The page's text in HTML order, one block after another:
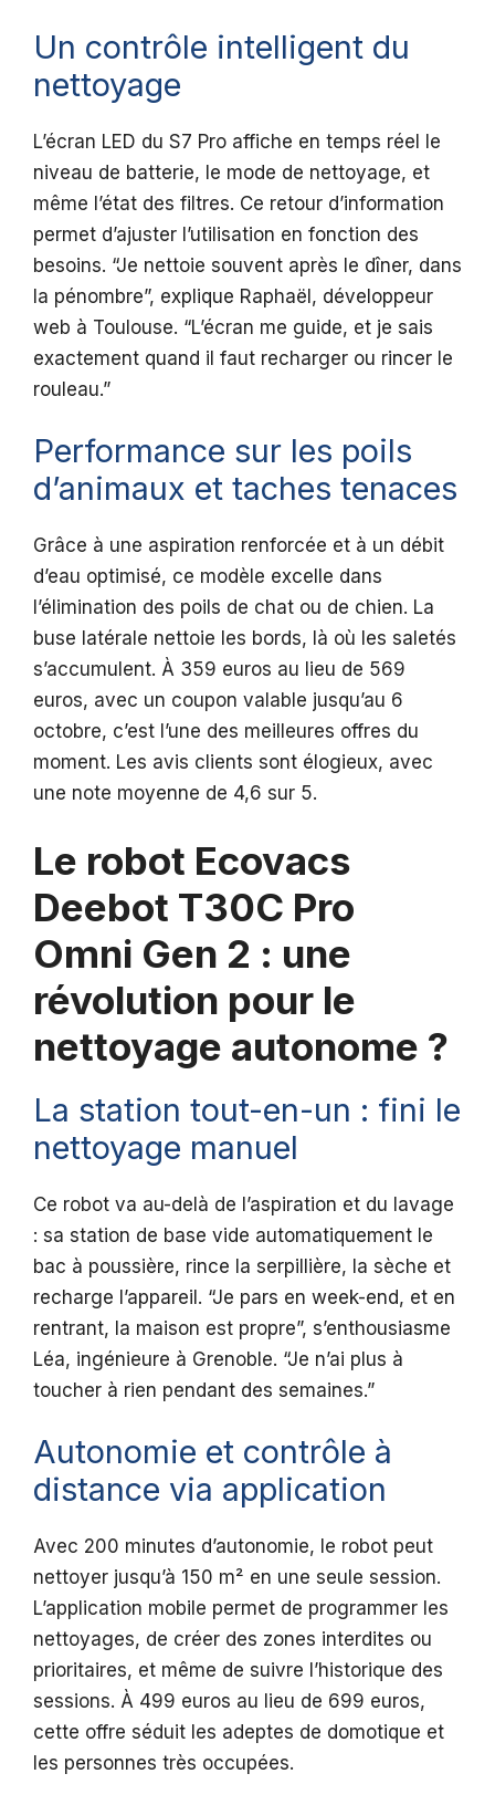
Un contrôle intelligent du
nettoyage
L’écran LED du S7 Pro affiche en temps réel le
niveau de batterie, le mode de nettoyage, et
même l’état des filtres. Ce retour d’information
permet d’ajuster l’utilisation en fonction des
besoins. “Je nettoie souvent après le dîner, dans
la pénombre”, explique Raphaël, développeur
web à Toulouse. “L’écran me guide, et je sais
exactement quand il faut recharger ou rincer le
rouleau.”
Performance sur les poils
d’animaux et taches tenaces
Grâce à une aspiration renforcée et à un débit
d’eau optimisé, ce modèle excelle dans
l’élimination des poils de chat ou de chien. La
buse latérale nettoie les bords, là où les saletés
s’accumulent. À 359 euros au lieu de 569
euros, avec un coupon valable jusqu’au 6
octobre, c’est l’une des meilleures offres du
moment. Les avis clients sont élogieux, avec
une note moyenne de 4,6 sur 5.
Le robot Ecovacs
Deebot T30C Pro
Omni Gen 2 : une
révolution pour le
nettoyage autonome ?
La station tout-en-un : fini le
nettoyage manuel
Ce robot va au-delà de l’aspiration et du lavage
: sa station de base vide automatiquement le
bac à poussière, rince la serpillière, la sèche et
recharge l’appareil. “Je pars en week-end, et en
rentrant, la maison est propre”, s’enthousiasme
Léa, ingénieure à Grenoble. “Je n’ai plus à
toucher à rien pendant des semaines.”
Autonomie et contrôle à
distance via application
Avec 200 minutes d’autonomie, le robot peut
nettoyer jusqu’à 150 m² en une seule session.
L’application mobile permet de programmer les
nettoyages, de créer des zones interdites ou
prioritaires, et même de suivre l’historique des
sessions. À 499 euros au lieu de 699 euros,
cette offre séduit les adeptes de domotique et
les personnes très occupées.